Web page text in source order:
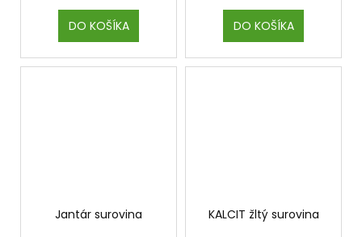
DO KOŠÍKA DO KOŠÍKA
Jantár surovina
KALCIT žltý surovina